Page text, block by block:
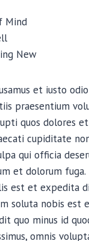
Mind
New
et iusto
praesentium
quos dolores
cupiditate
qui officia
et dolorum fuga.
est et expedita
soluta nobis est
quo minus id
omnis